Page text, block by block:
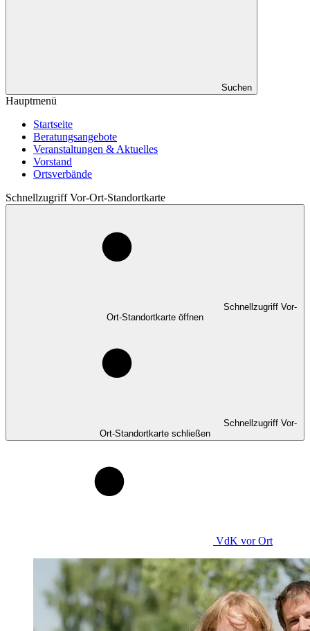
Suchen
Hauptmenü
Startseite
Beratungsangebote
Veranstaltungen & Aktuelles
Vorstand
Ortsverbände
Schnellzugriff Vor-Ort-Standortkarte
Schnellzugriff Vor-
Ort-Standortkarte öffnen
Schnellzugriff Vor-
Ort-Standortkarte schließen
VdK vor Ort